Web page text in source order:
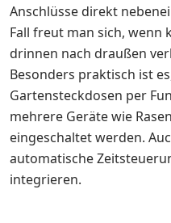
Anschlüsse direkt
Fall freut man sich, wenn
drinnen nach draußen
Besonders praktisch ist
Gartensteckdosen per
mehrere Geräte wie
eingeschaltet werden.
automatische
integrieren.